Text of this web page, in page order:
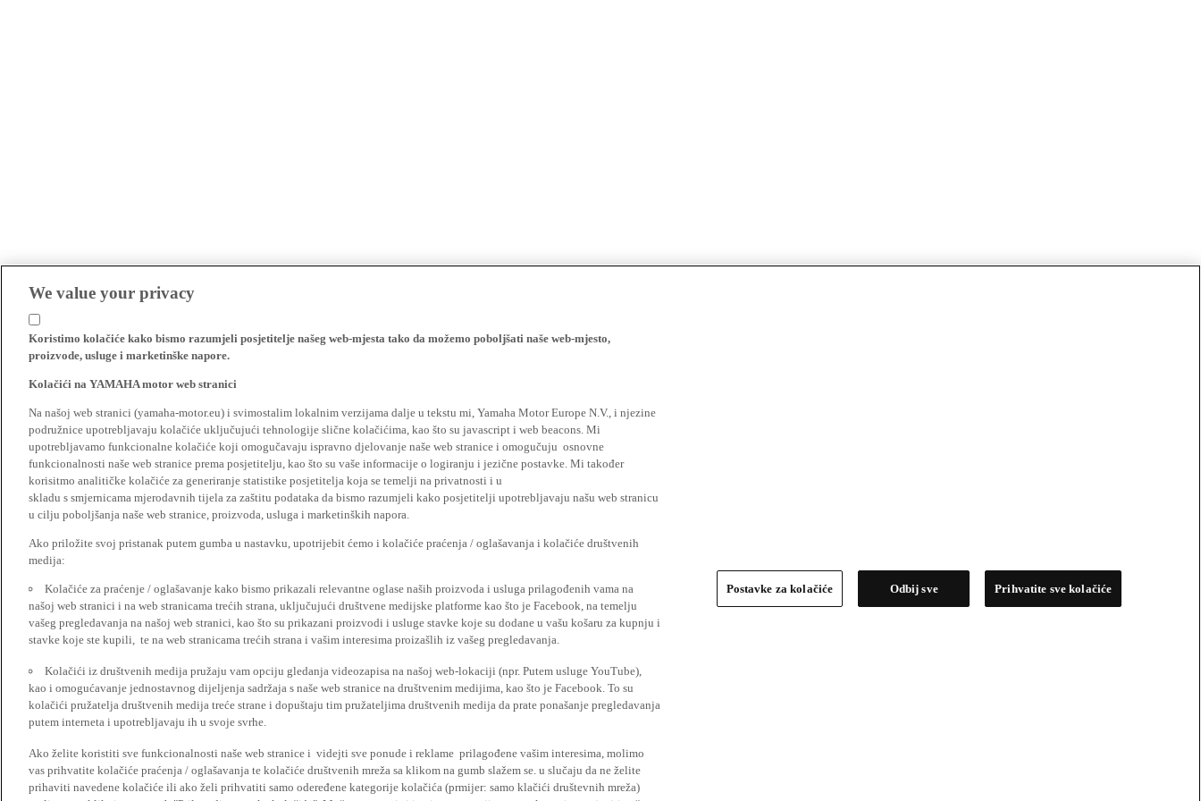
We value your privacy
Koristimo kolačiće kako bismo razumjeli posjetitelje našeg web-mjesta tako da možemo poboljšati naše web-mjesto,
proizvode, usluge i marketinške napore.
Kolačići na YAMAHA motor web stranici
Na našoj web stranici (yamaha-motor.eu) i svimostalim lokalnim verzijama dalje u tekstu mi, Yamaha Motor Europe N.V., i njezine
podružnice upotrebljavaju kolačiće uključujući tehnologije slične kolačićima, kao što su javascript i web beacons. Mi
upotrebljavamo funkcionalne kolačiće koji omogučavaju ispravno djelovanje naše web stranice i omogučuju osnovne
funkcionalnosti naše web stranice prema posjetitelju, kao što su vaše informacije o logiranju i jezične postavke. Mi također
korisitmo analitičke kolačiće za generiranje statistike posjetitelja koja se temelji na privatnosti i u
skladu s smjernicama mjerodavnih tijela za zaštitu podataka da bismo razumjeli kako posjetitelji upotrebljavaju našu web stranicu
u cilju poboljšanja naše web stranice, proizvoda, usluga i marketinških napora.
Ako priložite svoj pristanak putem gumba u nastavku, upotrijebit ćemo i kolačiće praćenja / oglašavanja i kolačiće društvenih
medija:
Kolačiće za praćenje / oglašavanje kako bismo prikazali relevantne oglase naših proizvoda i usluga prilagođenih vama na
našoj web stranici i na web stranicama trećih strana, uključujući društvene medijske platforme kao što je Facebook, na temelju
vašeg pregledavanja na našoj web stranici, kao što su prikazani proizvodi i usluge stavke koje su dodane u vašu košaru za kupnju i
stavke koje ste kupili, te na web stranicama trećih strana i vašim interesima proizašlih iz vašeg pregledavanja.
Kolačići iz društvenih medija pružaju vam opciju gledanja videozapisa na našoj web-lokaciji (npr. Putem usluge YouTube),
kao i omogućavanje jednostavnog dijeljenja sadržaja s naše web stranice na društvenim medijima, kao što je Facebook. To su
kolačići pružatelja društvenih medija treće strane i dopuštaju tim pružateljima društvenih medija da prate ponašanje pregledavanja
putem interneta i upotrebljavaju ih u svoje svrhe.
Ako želite koristiti sve funkcionalnosti naše web stranice i videjti sve ponude i reklame prilagođene vašim interesima, molimo
vas prihvatite kolačiće praćenja / oglašavanja te kolačiće društvenih mreža sa klikom na gumb slažem se. u slučaju da ne želite
prihaviti navedene kolačiće ili ako želi prihvatiti samo odeređene kategorije kolačića (prmijer: samo klačići društevnih mreža)
Postavke za kolačiće Odbij sve Prihvatite sve kolačiće